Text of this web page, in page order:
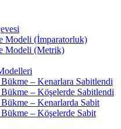
Modeli (İmparatorluk)
Modeli (Metrik)
– Kenarlara Sabitlendi
– Köşelerde Sabitlendi
– Kenarlarda Sabit
– Köşelerde Sabit